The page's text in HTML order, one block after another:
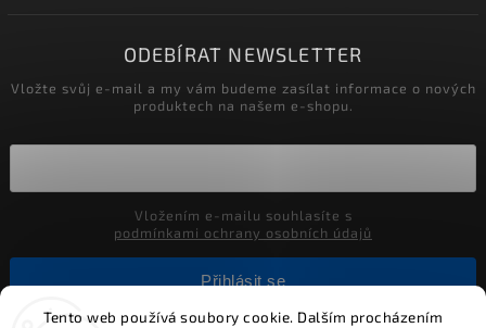
Tento web používá soubory cookie. Dalším procházením
ODEBÍRAT NEWSLETTER
Vložte svůj e-mail a my vám budeme zasílat informace o nových
produktech na našem e-shopu.
podmínkami ochrany osobních údajů
Přihlásit se